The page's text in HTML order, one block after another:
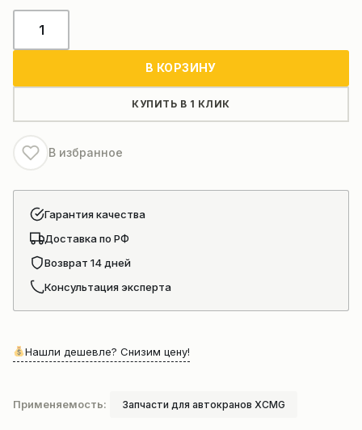
товара
масла
автокрана
В КОРЗИНУ
КУПИТЬ В 1 КЛИК
В избранное
Гарантия качества
Доставка по РФ
Возврат 14 дней
Консультация эксперта
Нашли дешевле? Снизим цену!
Применяемость: Запчасти для автокранов XCMG